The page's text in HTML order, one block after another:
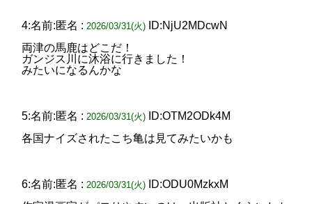
4:名前:匿名 : 2026/03/31(火)
ID:NjU2MDcwN
両津の馬鹿はどこだ！
ガンジス川に沐浴に行きました！
みたいになるんかな
5:名前:匿名 : 2026/03/31(火)
ID:OTM2ODk4M
各国ナイズされたこち亀は見てみたいかも
6:名前:匿名 : 2026/03/31(火)
ID:ODU0MzkxM